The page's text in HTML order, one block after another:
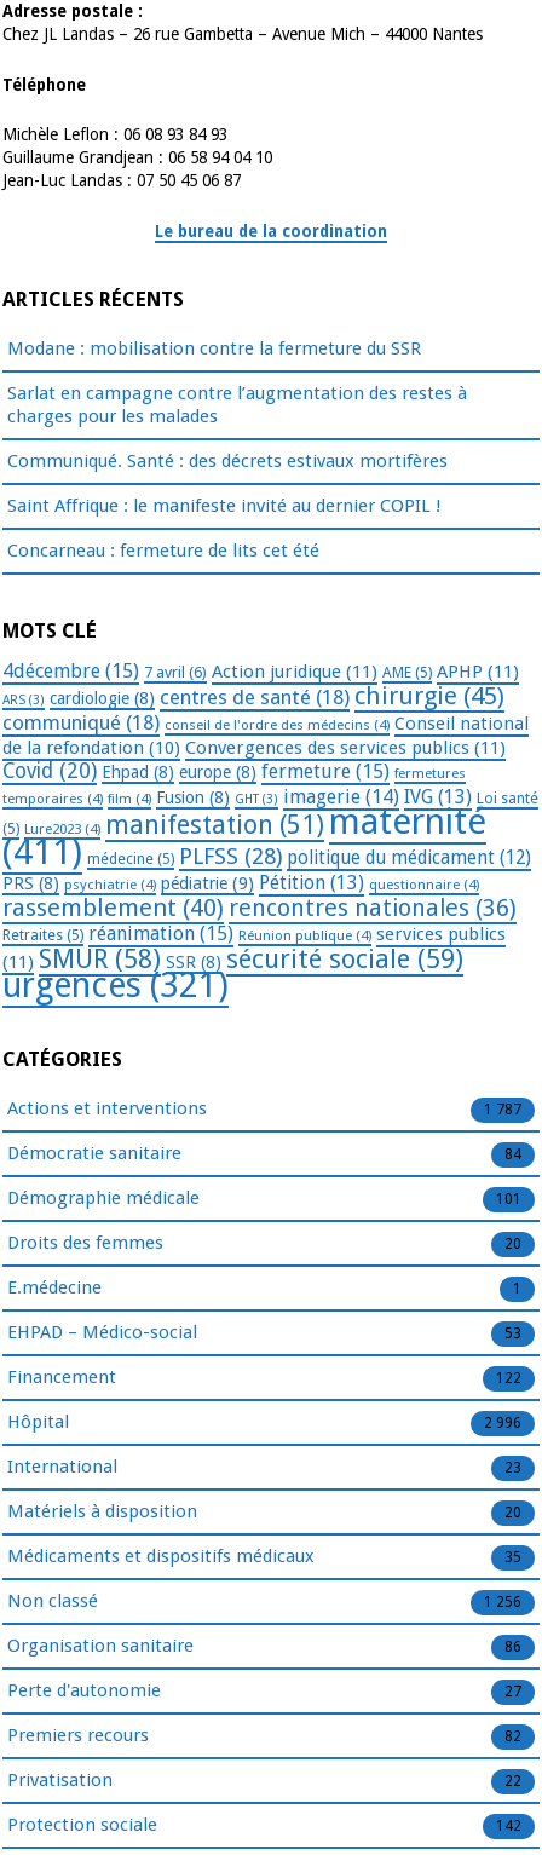
Adresse postale :
Chez JL Landas – 26 rue Gambetta – Avenue Mich – 44000 Nantes
Téléphone
Michèle Leflon : 06 08 93 84 93
Guillaume Grandjean : 06 58 94 04 10
Jean-Luc Landas : 07 50 45 06 87
Le bureau de la coordination
ARTICLES RÉCENTS
Modane : mobilisation contre la fermeture du SSR
Sarlat en campagne contre l’augmentation des restes à
charges pour les malades
Communiqué. Santé : des décrets estivaux mortifères
Saint Affrique : le manifeste invité au dernier COPIL !
Concarneau : fermeture de lits cet été
MOTS CLÉ
4décembre (15) 7 avril (6) Action juridique (11) AME (5) APHP (11)
ARS (3) cardiologie (8) centres de santé (18) chirurgie (45)
communiqué (18) conseil de l'ordre des médecins (4) Conseil national
de la refondation (10) Convergences des services publics (11)
Covid (20) Ehpad (8) europe (8) fermeture (15) fermetures
temporaires (4) film (4) Fusion (8) GHT(3) imagerie (14) IVG (13) Loi santé
(5) Lure2023 (4) manifestation (51) maternité
(411) médecine (5) PLFSS (28) politique du médicament (12)
PRS (8) psychiatrie (4) pédiatrie (9) Pétition (13) questionnaire (4)
rassemblement (40) rencontres nationales (36)
Retraites (5) réanimation (15) Réunion publique (4) services publics
(11) SMUR (58) SSR (8) sécurité sociale (59)
urgences(321)
CATÉGORIES
Actions et interventions 1 787
Démocratie sanitaire 84
Démographie médicale 101
Droits des femmes 20
E.médecine 1
EHPAD – Médico-social 53
Financement 122
Hôpital 2 996
International 23
Matériels à disposition 20
Médicaments et dispositifs médicaux 35
Non classé 1 256
Organisation sanitaire 86
Perte d'autonomie 27
Premiers recours 82
Privatisation 22
Protection sociale 142